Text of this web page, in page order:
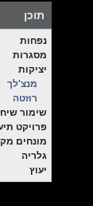
תוכן
נפחות
מסגרות
יציקות
מנצ'לך
רוזטה
שימור
פרויקט
מונחים
גלריה
יעוץ